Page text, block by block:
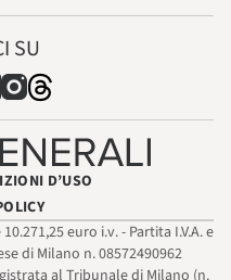
SU
D’USO
euro i.v. - Partita I.V.A. e
di Milano n. 08572490962
al Tribunale di Milano (n.